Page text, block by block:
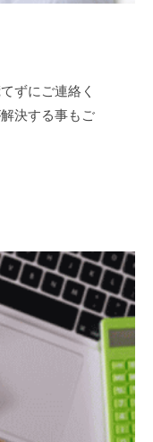
ずにご連絡く
決する事もご